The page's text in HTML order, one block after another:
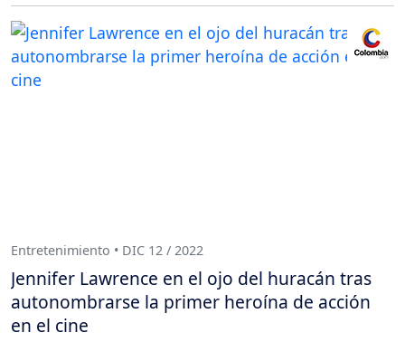
Entretenimiento • DIC 12 / 2022
Jennifer Lawrence en el ojo del huracán tras
autonombrarse la primer heroína de acción
en el cine